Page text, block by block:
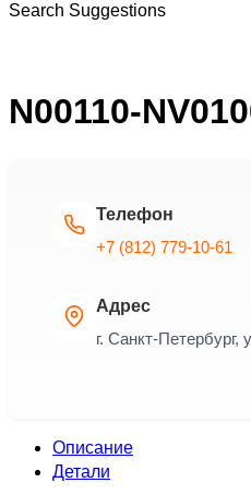
Search Suggestions
N00110-
Телефон
+7 (812) 779-10-61
Адрес
г. Санкт-
Описание
Детали